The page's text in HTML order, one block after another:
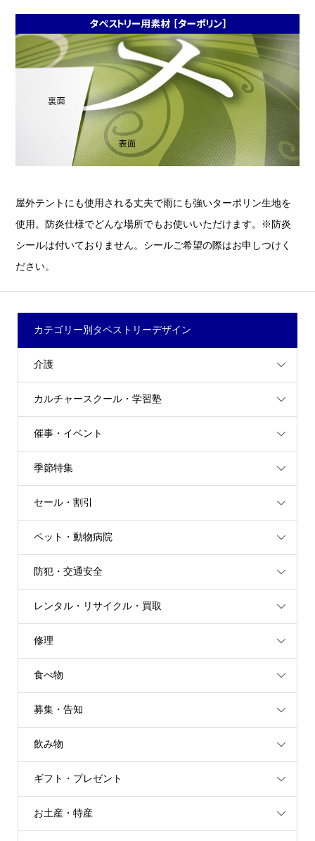
屋外テントにも使用される丈夫で雨にも強いターポリン生地を
使用。防炎仕様でどんな場所でもお使いいただけます。※防炎
シールは付いておりません。シールご希望の際はお申しつけく
ださい。
カテゴリー別タペストリーデザイン
介護
カルチャースクール・学習塾
催事・イベント
季節特集
セール・割引
ペット・動物病院
防犯・交通安全
レンタル・リサイクル・買取
修理
食べ物
募集・告知
飲み物
ギフト・プレゼント
お土産・特産